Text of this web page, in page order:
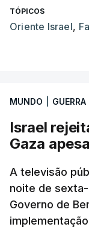
TÓPICOS
Oriente Israel,
MUNDO
Israel
Gaza
A televisão
noite de
Governo de